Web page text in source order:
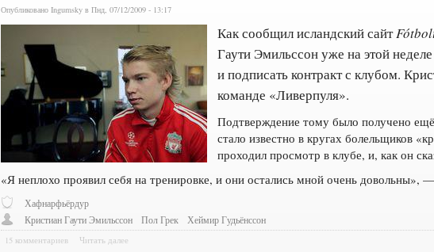
Опубликовано Ingumsky в Пнд, 07/12/2009 - 13:17
Как сообщил исландский сайт
Гаути Эмильссон уже на этой
и подписать контракт с клубом.
команде «Ливерпуля».
Подтверждение тому было получено
стало известно в кругах болельщиков
проходил просмотр в клубе, и, как он
«Я неплохо проявил себя на тренировке, и они остались мной очень довольны»,
Хафнарфьёрдур
Кристиан Гаути Эмильссон
Пол Грек Хеймир Гудьёнссон
15 комментариев Читать далее